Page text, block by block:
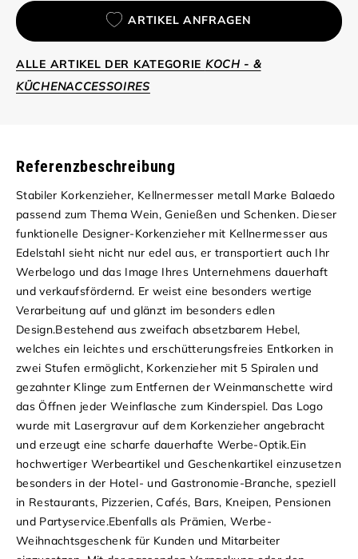
ARTIKEL ANFRAGEN
ALLE ARTIKEL DER KATEGORIE KOCH - &
KÜCHENACCESSOIRES
Referenzbeschreibung
Stabiler Korkenzieher, Kellnermesser metall Marke Balaedo
passend zum Thema Wein, Genießen und Schenken. Dieser
funktionelle Designer-Korkenzieher mit Kellnermesser aus
Edelstahl sieht nicht nur edel aus, er transportiert auch Ihr
Werbelogo und das Image Ihres Unternehmens dauerhaft
und verkaufsfördernd. Er weist eine besonderswertige
Verarbeitung auf und glänzt im besonders edlen
Design.Bestehend auszweifach absetzbarem Hebel,
welches ein leichtes und erschütterungsfreies Entkorken in
zwei Stufen ermöglicht, Korkenzieher mit 5 Spiralen und
gezahnter Klinge zum Entfernen der Weinmanschette wird
das Öffnen jeder Weinflasche zum Kinderspiel. Das Logo
wurde mit Lasergravur auf dem Korkenzieherangebracht
und erzeugt eine scharfe dauerhafte Werbe-Optik.Ein
hochwertiger Werbeartikel und Geschenkartikel einzusetzen
besonders in der Hotel- und Gastronomie-Branche, speziell
in Restaurants, Pizzerien, Cafés, Bars, Kneipen, Pensionen
und Partyservice.Ebenfalls als Prämien,Werbe-
Weihnachtsgeschenk für Kunden und Mitarbeiter